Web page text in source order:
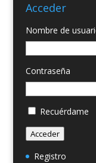
Acceder
Nombre de
Contraseña
Recuérdame
Acceder
Registro